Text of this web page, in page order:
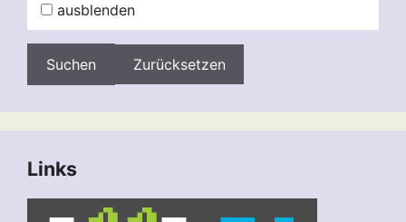
ausblenden
Zurücksetzen
Links